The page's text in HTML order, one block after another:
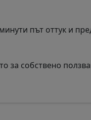
път оттук и
за собствено